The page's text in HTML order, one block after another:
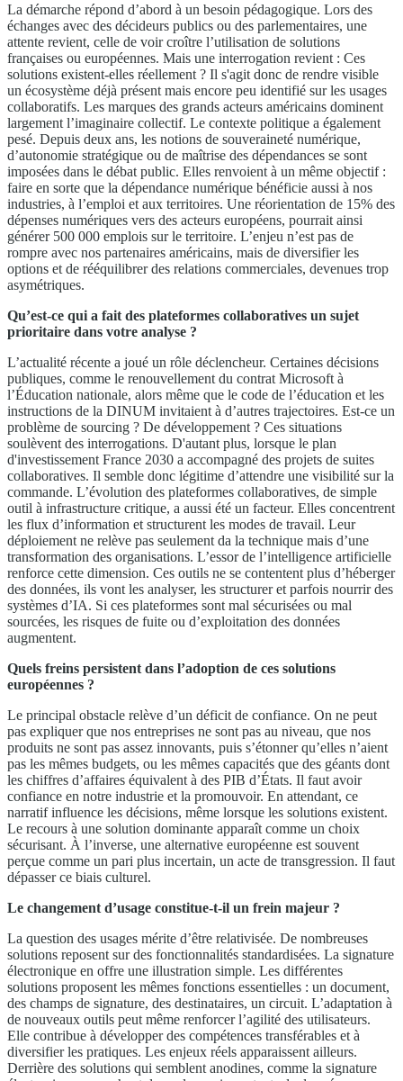
La démarche répond d’abord à un besoin pédagogique. Lors des
échanges avec des décideurs publics ou des parlementaires, une
attente revient, celle de voir croître l’utilisation de solutions
françaises ou européennes. Mais une interrogation revient : Ces
solutions existent-elles réellement ? Il s'agit donc de rendre visible
un écosystème déjà présent mais encore peu identifié sur les usages
collaboratifs. Les marques des grands acteurs américains dominent
largement l’imaginaire collectif. Le contexte politique a également
pesé. Depuis deux ans, les notions de souveraineté numérique,
d’autonomie stratégique ou de maîtrise des dépendances se sont
imposées dans le débat public. Elles renvoient à un même objectif :
faire en sorte que la dépendance numérique bénéficie aussi à nos
industries, à l’emploi et aux territoires. Une réorientation de 15% des
dépenses numériques vers des acteurs européens, pourrait ainsi
générer 500 000 emplois sur le territoire. L’enjeu n’est pas de
rompre avec nos partenaires américains, mais de diversifier les
options et de rééquilibrer des relations commerciales, devenues trop
asymétriques.
Qu’est-ce qui a fait des plateformes collaboratives un sujet
prioritaire dans votre analyse ?
L’actualité récente a joué un rôle déclencheur. Certaines décisions
publiques, comme le renouvellement du contrat Microsoft à
l’Éducation nationale, alors même que le code de l’éducation et les
instructions de la DINUM invitaient à d’autres trajectoires. Est-ce un
problème de sourcing ? De développement ? Ces situations
soulèvent des interrogations. D'autant plus, lorsque le plan
d'investissement France 2030 a accompagné des projets de suites
collaboratives. Il semble donc légitime d’attendre une visibilité sur la
commande. L’évolution des plateformes collaboratives, de simple
outil à infrastructure critique, a aussi été un facteur. Elles concentrent
les flux d’information et structurent les modes de travail. Leur
déploiement ne relève pas seulement da la technique mais d’une
transformation des organisations. L’essor de l’intelligence artificielle
renforce cette dimension. Ces outils ne se contentent plus d’héberger
des données, ils vont les analyser, les structurer et parfois nourrir des
systèmes d’IA. Si ces plateformes sont mal sécurisées ou mal
sourcées, les risques de fuite ou d’exploitation des données
augmentent.
Quels freins persistent dans l’adoption de ces solutions
européennes ?
Le principal obstacle relève d’un déficit de confiance. On ne peut
pas expliquer que nos entreprises ne sont pas au niveau, que nos
produits ne sont pas assez innovants, puis s’étonner qu’elles n’aient
pas les mêmes budgets, ou les mêmes capacités que des géants dont
les chiffres d’affaires équivalent à des PIB d’États. Il faut avoir
confiance en notre industrie et la promouvoir. En attendant, ce
narratif influence les décisions, même lorsque les solutions existent.
Le recours à une solution dominante apparaît comme un choix
sécurisant. À l’inverse, une alternative européenne est souvent
perçue comme un pari plus incertain, un acte de transgression. Il faut
dépasser ce biais culturel.
Le changement d’usage constitue-t-il un frein majeur ?
La question des usages mérite d’être relativisée. De nombreuses
solutions reposent sur des fonctionnalités standardisées. La signature
électronique en offre une illustration simple. Les différentes
solutions proposent les mêmes fonctions essentielles : un document,
des champs de signature, des destinataires, un circuit. L’adaptation à
de nouveaux outils peut même renforcer l’agilité des utilisateurs.
Elle contribue à développer des compétences transférables et à
diversifier les pratiques. Les enjeux réels apparaissent ailleurs.
Derrière des solutions qui semblent anodines, comme la signature